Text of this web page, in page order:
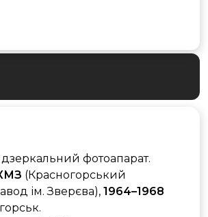
фотоапарат.
(Красногорський
ім. Зверєва),1964–1968